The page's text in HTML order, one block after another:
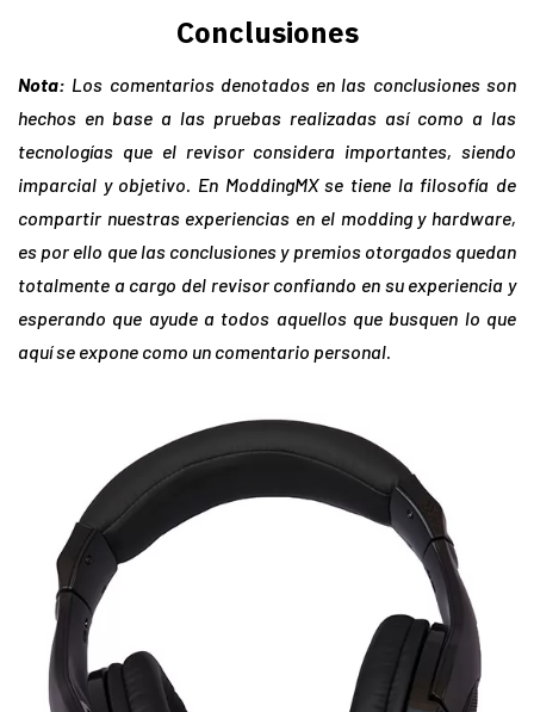
Conclusiones
Nota: Los comentarios denotados en las conclusiones son
hechos en base a las pruebas realizadas asícomo a las
tecnologías que el revisor considera importantes, siendo
imparcial y objetivo. En ModdingMX se tiene la filosofía de
compartir nuestras experiencias en el modding y hardware,
es por ello que las conclusiones y premios otorgados quedan
totalmente a cargo del revisor confiando en su experiencia y
esperando que ayude a todos aquellos que busquen lo que
aquí se expone como un comentario personal.